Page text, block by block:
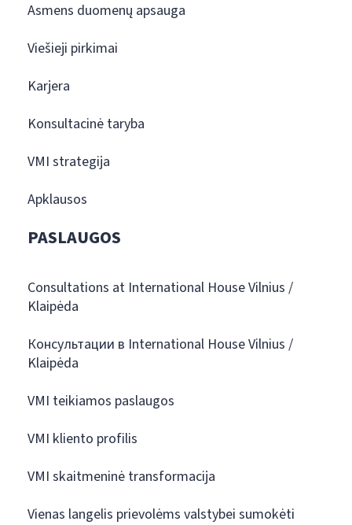
Asmens duomenų apsauga
Viešieji pirkimai
Karjera
Konsultacinė taryba
VMI strategija
Apklausos
PASLAUGOS
Consultations at International House Vilnius /
Klaipėda
Консультации в International House Vilnius /
Klaipėda
VMI teikiamos paslaugos
VMI kliento profilis
VMI skaitmeninė transformacija
Vienas langelis prievolėms valstybei sumokėti